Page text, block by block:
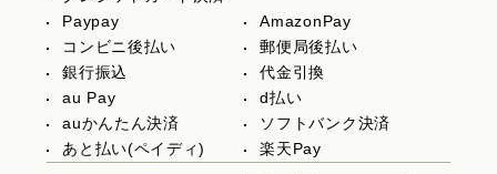
Paypay
AmazonPay
コンビニ後払い
郵便局後払い
銀行振込
代金引換
au Pay
d払い
auかんたん決済
ソフトバンク決済
あと払い(ペイディ)
楽天Pay